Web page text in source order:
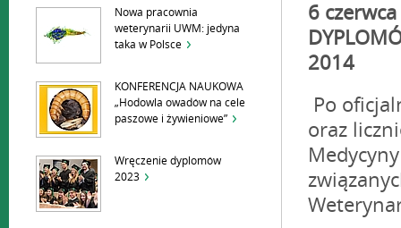
Nowa pracownia
weterynarii UWM: jedyna
taka w Polsce
KONFERENCJA NAUKOWA
„Hodowla owadów na cele
paszowe i żywieniowe”
Wręczenie dyplomów
2023
6 czerwca
2014
Po
oraz